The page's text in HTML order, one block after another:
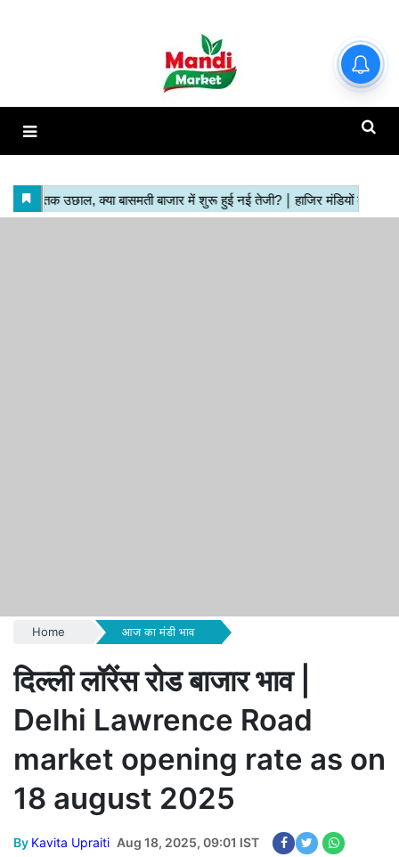
Home आज का मंडी भाव
दिल्ली लॉरेंस रोड बाजार भाव |
Delhi Lawrence Road
market opening rate as on
18 august 2025
By Kavita Upraiti Aug 18, 2025, 09:01 IST
1718 में ₹200 तक उछाल, क्या
बासमती बाजार में शुरू हुई नई तेजी?